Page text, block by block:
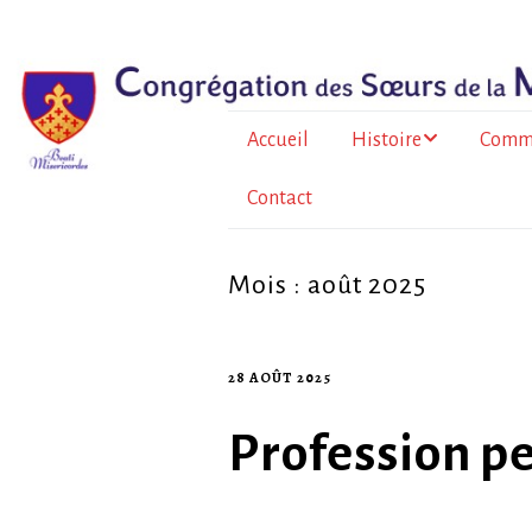
Accueil Histoire
Congrégation
La
sœurs
Contact
Mois : août 2025
28 AOÛT 2025
Profession